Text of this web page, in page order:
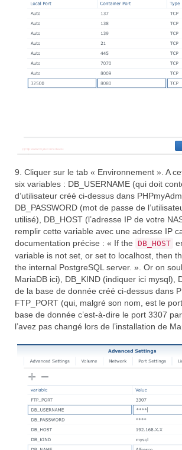
9. Cliquer sur le tab « Environnement ». A
six variables : DB_USERNAME (qui doit
d’utilisateur créé ci-dessus dans
DB_PASSWORD (mot de passe de
utilisé), DB_HOST (l’adresse IP de votre
remplir cette variable avec une adresse IP
documentation précise : « If the DB_HOST
variable is not set, or set to localhost, then
the internal PostgreSQL server. ». Or on
MariaDB ici), DB_KIND (indiquer ici mysql),
de la base de donnée créé ci-dessus dans
FTP_PORT (qui, malgré son nom, est le
base de donnée c’est-à-dire le port 3307
l’avez pas changé lors de l’installation de